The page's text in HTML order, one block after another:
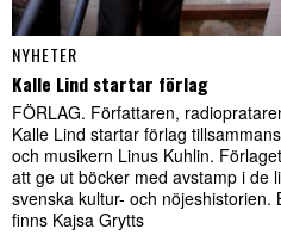
NYHETER
Kalle Lind startar förlag
FÖRLAG. Författaren,
Kalle Lind startar förlag
och musikern Linus Kuhlin.
att ge ut böcker med avstamp i de
svenska kultur- och
finns Kajsa Grytts